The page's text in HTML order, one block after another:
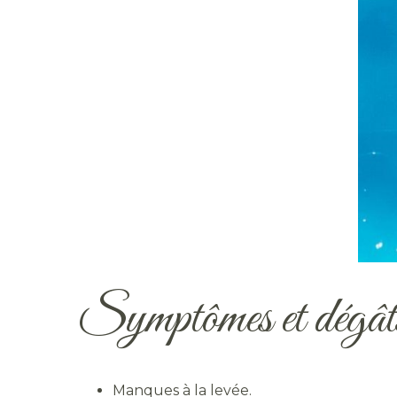
Symptômes et
Manques à la levée.